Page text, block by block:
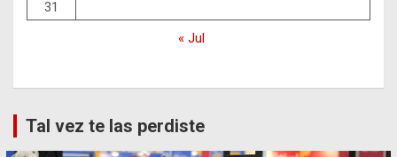
31
« Jul
Tal vez te las perdiste